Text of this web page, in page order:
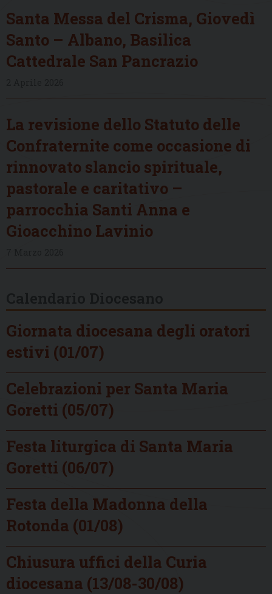
Santa Messa del Crisma, Giovedì
Santo – Albano, Basilica
Cattedrale San Pancrazio
La revisione dello Statuto delle
Confraternite come occasione di
rinnovato slancio spirituale,
pastorale e caritativo –
parrocchia Santi Anna e
Gioacchino Lavinio
Giornata diocesana degli oratori
estivi (01/07)
Celebrazioni per Santa Maria
Goretti (05/07)
Festa liturgica di Santa Maria
Goretti (06/07)
Festa della Madonna della
Rotonda (01/08)
Chiusura uffici della Curia
diocesana (13/08-30/08)